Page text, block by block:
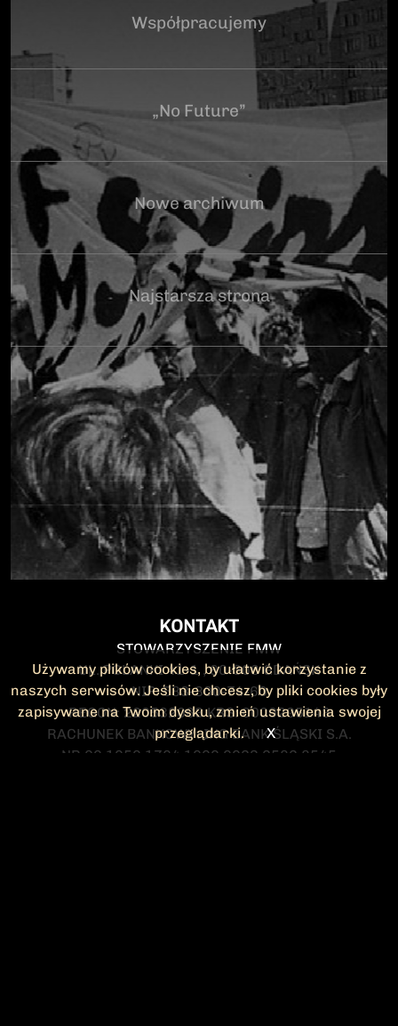
Współpracujemy
„No Future”
Nowe archiwum
Najstarsza strona
KONTAKT
STOWARZYSZENIE FMW
UL. POLANKI 41-1 , 80-308 GDAŃSK
NIP: 583-300-74-60
REGON: 220532063 KRS: 0000295148
RACHUNEK BANKOWY: ING BANK ŚLĄSKI S.A.
NR 90 1050 1764 1000 0023 2582 8545
Używamy plików cookies, by ułatwić korzystanie z
naszych serwisów. Jeśli nie chcesz, by pliki cookies były
zapisywane na Twoim dysku, zmień ustawienia swojej
przeglądarki.
X